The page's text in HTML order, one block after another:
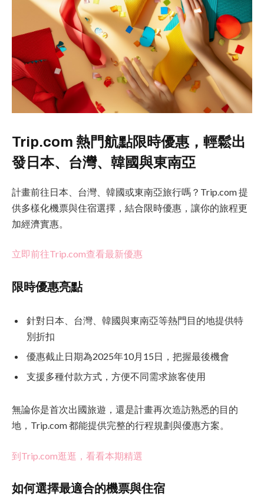
Trip.com 熱門航點限時優惠，輕鬆出
發日本、台灣、韓國與東南亞
計畫前往日本、台灣、韓國或東南亞旅行嗎？Trip.com 提
供多樣化機票與住宿選擇，結合限時優惠，讓你的旅程更
加經濟實惠。
立即前往Trip.com查看最新優惠
限時優惠亮點
針對日本、台灣、韓國與東南亞等熱門目的地提供特
別折扣
優惠截止日期為2025年10月15日，把握最後機會
支援多種付款方式，方便不同需求旅客使用
無論你是首次出國旅遊，還是計畫再次造訪熟悉的目的
地，Trip.com 都能提供完整的行程規劃與優惠方案。
到Trip.com逛逛，看看本期精選
如何選擇最適合的機票與住宿